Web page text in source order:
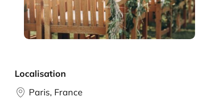
Localisation
Paris, France